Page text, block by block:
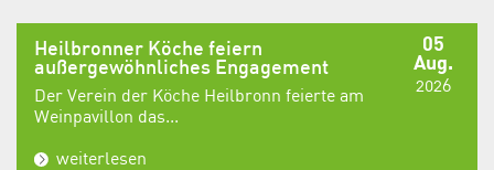
05
Aug.
2026
Heilbronner Köche feiern
außergewöhnliches Engagement
Der Verein der Köche Heilbronn feierte am
Weinpavillon das...
weiterlesen